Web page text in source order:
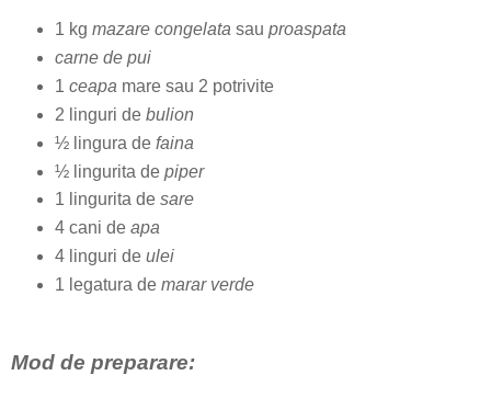
1 kg mazare congelata sau proaspata
carne de pui
1 ceapa mare sau 2 potrivite
2 linguri de bulion
½ lingura de faina
½ lingurita de piper
1 lingurita desare
4 cani de apa
4 linguri de ulei
1 legatura de marar verde
Mod de preparare: